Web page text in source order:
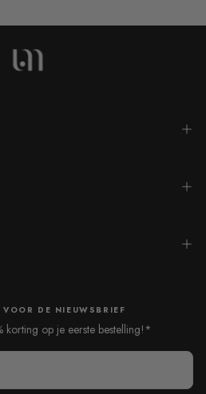
VOOR DE NIEUWSBRIEF
korting op je eerste bestelling!*